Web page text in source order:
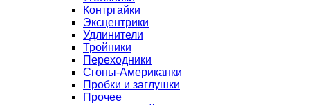
Контргайки
Эксцентрики
Удлинители
Тройники
Переходники
Сгоны-Американки
Пробки и заглушки
Прочее